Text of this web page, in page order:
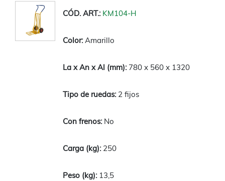
KM104-H
Amarillo
780 x 560 x 1320
2 fijos
No
250
13,5